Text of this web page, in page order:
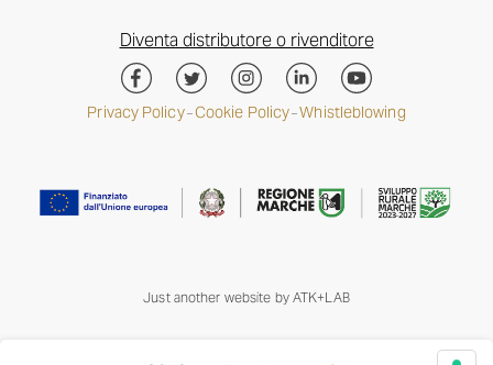
Diventa distributore o rivenditore
Privacy Policy–Cookie Policy–Whistleblowing
Just another website by ATK+LAB